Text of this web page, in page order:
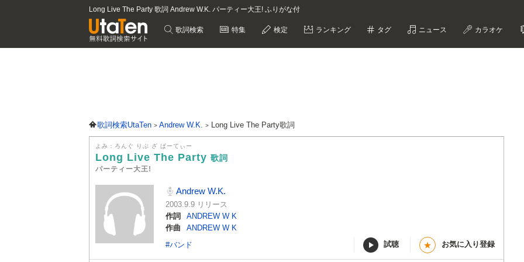
Long Live The Party 歌詞 Andrew W.K. パーティー大王! ふりがな付
歌詞検索 特集 検定 ランキング タグ ニュース カラオケ
歌詞検索UtaTen Andrew W.K. Long Live The Party歌詞
よみ：ろんぐ りぶ ざ ぱーてぃー
Long Live The Party 歌詞
パーティー大王!
Andrew W.K.
2003.9.9 リリース
作詞
ANDREW W K
作曲
ANDREW W K
#バンド
試聴 ★ お気に入り登録